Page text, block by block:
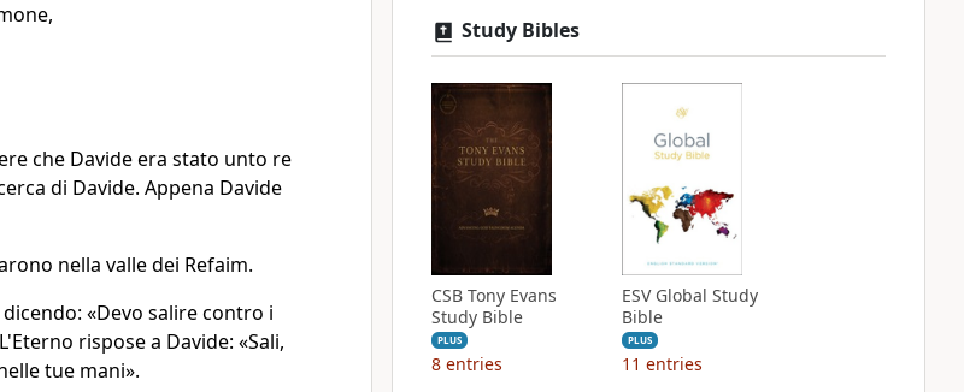
che Davide era stato unto re
di Davide. Appena Davide
nella valle dei Refaim.
«Devo salire contro i
rispose a Davide: «Sali,
tue mani».
Study Bibles
CSB Tony Evans
Study Bible
PLUS
8 entries
ESV Global Study
Bible
PLUS
11 entries